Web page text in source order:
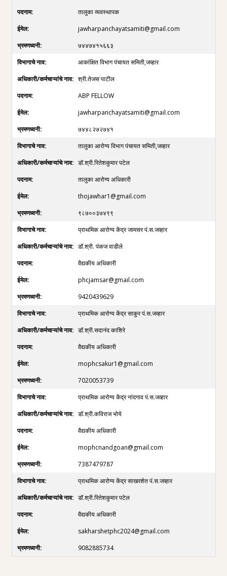
तालुका व्यवस्थापक
jawharpanchayatsamiti@gmail.com
७४४७४१५६६३
आकांक्षित विभाग पंचायत समिती,जव्हार
श्री.तेजस पाटील
ABP FELLOW
jawharpanchayatsamiti@gmail.com
७४४८२७२७४१
तालुका आरोग्य विभाग पंचायत समिती,जव्हार
डॉ.श्री.रितेशकुमार पटेल
तालुका आरोग्य अधिकारी
thojawhar1@gmail.com
९८७००३७४९९
प्राथमिक आरोग्य केंद्र जामसर पं.स.जव्हार
डॉ.श्री. पंकज वाडीले
वैद्यकीय अधिकारी
phcjamsar@gmail.com
9420439629
प्राथमिक आरोग्य केंद्र साकुर पं.स.जव्हार
डॉ.श्री.सदानंद काशिरे
वैद्यकीय अधिकारी
mophcsakur1@gmail.com
7020053739
प्राथमिक आरोग्य केंद्र नांदगाव पं.स.जव्हार
डॉ.श्री.कविराज भोये
वैद्यकीय अधिकारी
mophcnandgoan@gmail.com
7387479787
प्राथमिक आरोग्य केंद्र साखरशेत पं.स.जव्हार
डॉ.श्री.रितेशकुमार पटेल
वैद्यकीय अधिकारी
sakharshetphc2024@gmail.com
9082885734